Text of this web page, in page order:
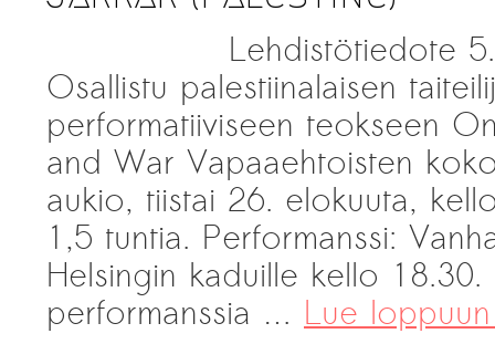
Lehdistötiedote
Osallistu palestiinalaisen
performatiiviseen teokseen
and War Vapaaehtoisten
aukio, tiistai 26. elokuuta,
1,5 tuntia. Performanssi:
Helsingin kaduille kello
performanssia … Lue